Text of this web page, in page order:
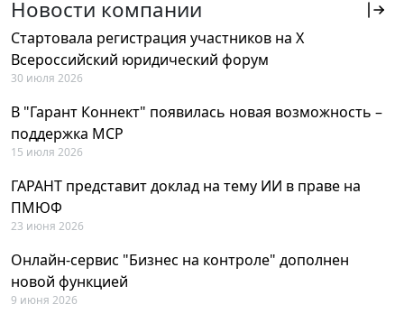
Новости компании
Стартовала регистрация участников на X
Всероссийский юридический форум
30 июля 2026
В "Гарант Коннект" появилась новая возможность –
поддержка MCP
15 июля 2026
ГАРАНТ представит доклад на тему ИИ в праве на
ПМЮФ
23 июня 2026
Онлайн-сервис "Бизнес на контроле" дополнен
новой функцией
9 июня 2026